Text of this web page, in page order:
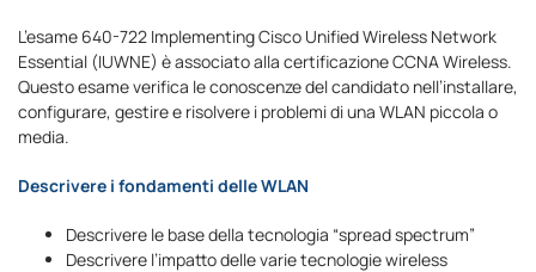
L’esame 640-722 Implementing Cisco Unified Wireless Network
Essential (IUWNE) è associato alla certificazione CCNA Wireless.
Questo esame verifica le conoscenze del candidato nell’installare,
configurare, gestire e risolvere i problemi di una WLAN piccola o
media.
Descrivere i fondamenti delle WLAN
Descrivere le base della tecnologia “spread spectrum”
Descrivere l’impatto delle varie tecnologie wireless